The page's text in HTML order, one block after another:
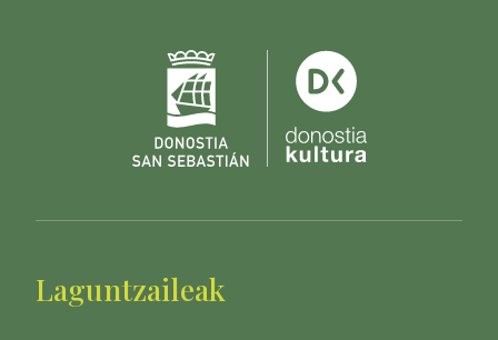
Laguntzaileak